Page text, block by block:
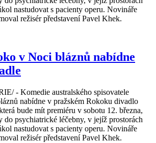
nastudovat s pacienty operu. Novináře
režisér představení Pavel Khek.
v Noci bláznů nabídne
- Komedie australského spisovatele
nabídne v pražském Rokoku divadlo
bude mít premiéru v sobotu 12. března,
do psychiatrické léčebny, v jejíž prostorách
nastudovat s pacienty operu. Novináře
režisér představení Pavel Khek.